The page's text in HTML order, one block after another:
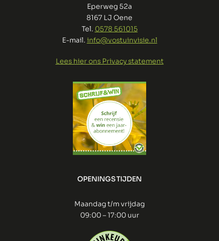
Eperweg 52a
8167 LJ Oene
Tel. 0578 561015
E-mail. info@vostuinvisie.nl
Lees hier ons Privacy statement
OPENINGSTIJDEN
Maandag t/m vrijdag
09:00 – 17:00 uur